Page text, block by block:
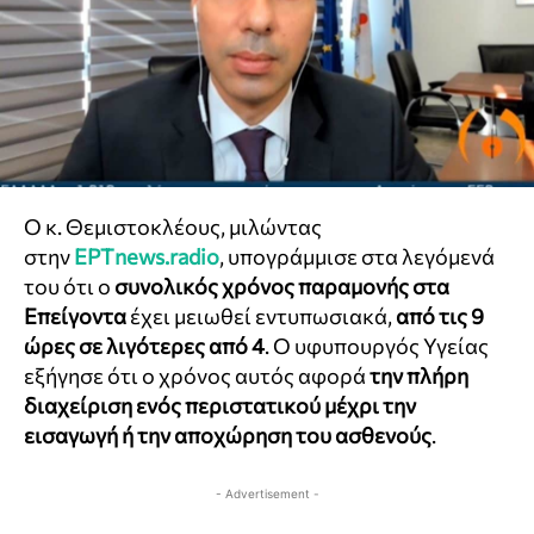
Ο κ. Θεμιστοκλέους, μιλώντας
στηνΕΡΤnews.radio, υπογράμμισε στα λεγόμενά
του ότι ο συνολικός χρόνος παραμονής στα
Επείγονταέχει μειωθεί εντυπωσιακά, από τις 9
ώρες σε λιγότερες από 4. Ο υφυπουργός Υγείας
εξήγησε ότι ο χρόνος αυτός αφοράτην πλήρη
διαχείριση ενός περιστατικού μέχρι την
εισαγωγή ή την αποχώρηση του ασθενούς.
- Advertisement -